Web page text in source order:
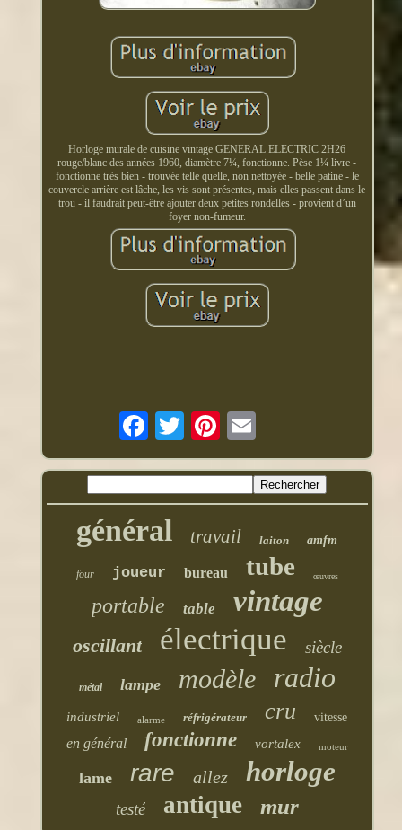
Horloge murale de cuisine vintage GENERAL ELECTRIC 2H26
rouge/blanc des années 1960, diamètre 7¼, fonctionne. Pèse 1¼ livre -
fonctionne très bien - trouvée telle quelle, non nettoyée - belle patine - le
couvercle arrière est lâche, les vis sont présentes, mais elles passent dans le
trou - il faudrait peut-être ajouter deux petites rondelles - provient d’un
foyer non-fumeur.
général travail laiton amfm
four joueur bureau tube œuvres
portable table vintage
oscillant électrique siècle
métal lampe modèle radio
industriel alarme réfrigérateur cru vitesse
en général fonctionne vortalex moteur
lame rare allez horloge
testé antique mur